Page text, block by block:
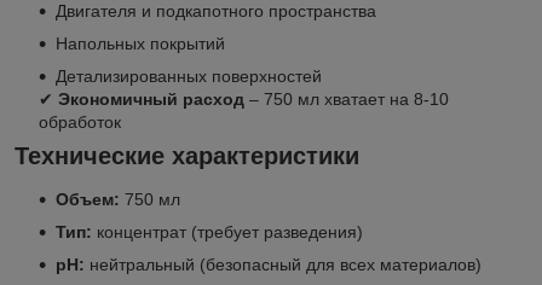
Двигателя и подкапотного пространства
Напольных покрытий
Детализированных поверхностей
✔ Экономичный расход – 750 мл хватает на 8-10
обработок
Технические характеристики
Объем: 750 мл
Тип: концентрат (требует разведения)
pH: нейтральный (безопасный для всех материалов)